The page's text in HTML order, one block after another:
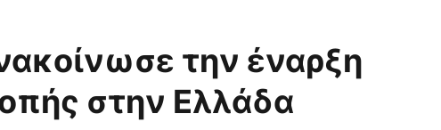
την έναρξη
στην Ελλάδα